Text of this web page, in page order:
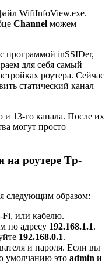
WifiInfoView.exe.
Channel можем
программой inSSIDer,
для себя самый
роутера. Сейчас
статический канал
и 13-го канала. После их
могут просто
на роутере Tp-
следующим образом:
Fi, или кабелю.
по адресу 192.168.1.1.
192.168.0.1.
и пароля. Если вы
умолчанию это admin и